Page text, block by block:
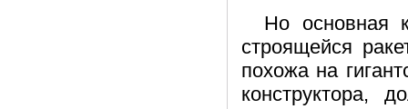
Но основная
строящейся
похожа на
конструктора,